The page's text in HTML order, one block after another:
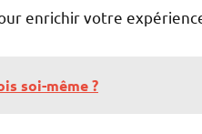
enrichir votre
soi-même ?